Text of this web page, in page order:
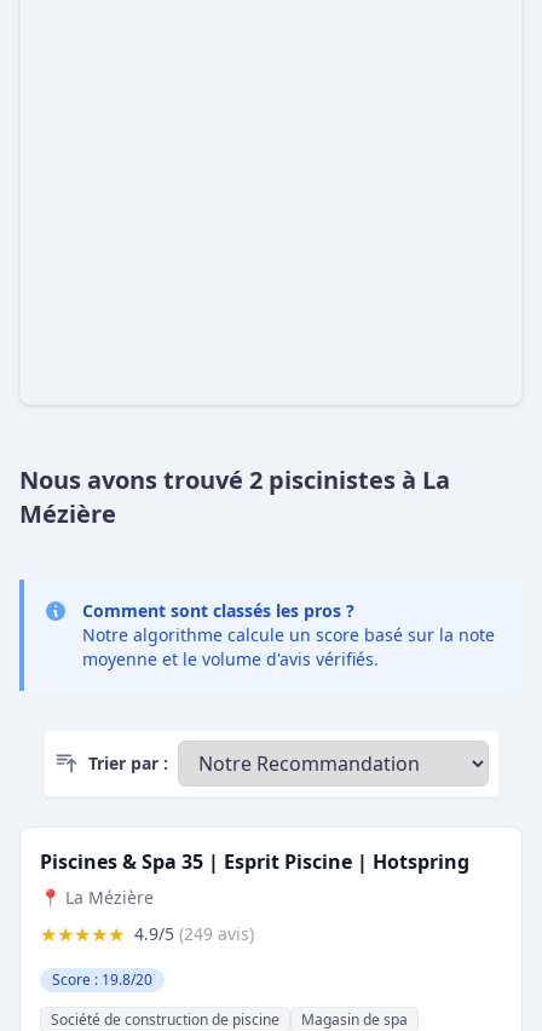
Nous avons trouvé 2 piscinistes à La
Mézière
Comment sont classés les pros ?
Notre algorithme calcule un score basé sur la note
moyenne et le volume d'avis vérifiés.
Trier par :
Piscines & Spa 35 | Esprit Piscine | Hotspring
📍 La Mézière
★★★★★ 4.9/5 (249 avis)
Score : 19.8/20
Société de construction de piscine
Magasin de spa